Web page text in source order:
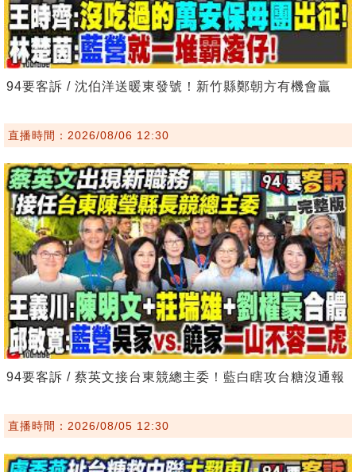
94要客訴 / 沈伯洋送暖東發號！新竹縣鄭朝方有機會贏
直播時間：2026/08/06 12:30
94要客訴 / 蔡英文接台東競總主委！藍白瞎攻台糖沒通報
直播時間：2026/08/05 12:30